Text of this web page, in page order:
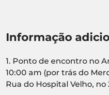
Informação
1. Ponto de encontro no
10:00 am (por trás do
Rua do Hospital Velho, no